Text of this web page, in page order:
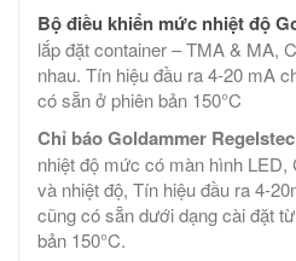
Bộ điều khiển mức nhiệt độ
lắp đặt container – TMA & MA,
nhau. Tín hiệu đầu ra 4-20 mA
có sẵn ở phiên bản 150°C
Chỉ báo Goldammer
nhiệt độ mức có màn hình
và nhiệt độ, Tín hiệu đầu ra 4-
cũng có sẵn dưới dạng cài đặt
bản 150°C.